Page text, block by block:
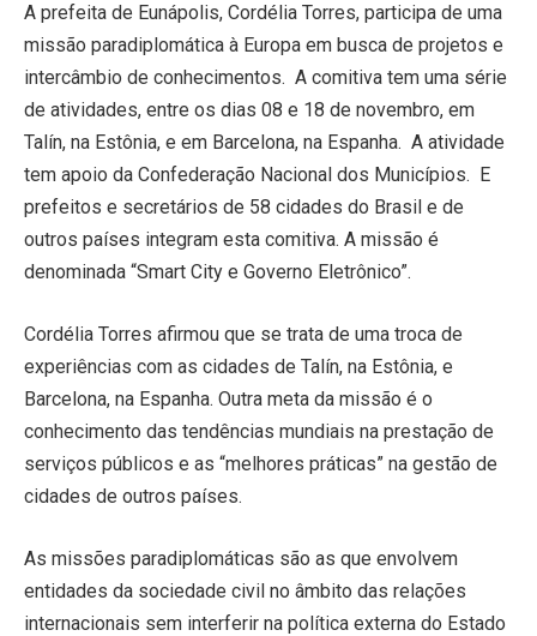
A prefeita de Eunápolis, Cordélia Torres, participa de uma
missão paradiplomática à Europa em busca de projetos e
intercâmbio de conhecimentos. A comitiva tem uma série
de atividades, entre os dias 08 e 18 de novembro, em
Talín, na Estônia, e em Barcelona, na Espanha. A atividade
tem apoio da Confederação Nacional dos Municípios. E
prefeitos e secretários de 58 cidades do Brasil e de
outros países integram esta comitiva. A missão é
denominada “Smart City e Governo Eletrônico”.
Cordélia Torres afirmou que se trata de uma troca de
experiências com as cidades de Talín, na Estônia, e
Barcelona, na Espanha. Outra meta da missão é o
conhecimento das tendências mundiais na prestação de
serviços públicos e as “melhores práticas” na gestão de
cidades de outros países.
As missões paradiplomáticas são as que envolvem
entidades da sociedade civil no âmbito das relações
internacionais sem interferir na política externa do Estado